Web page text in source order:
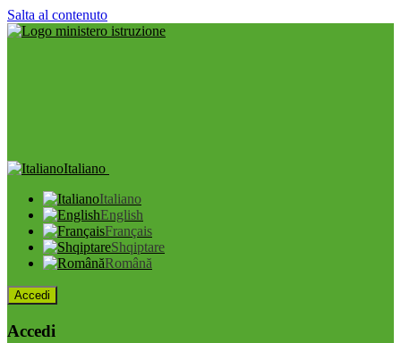
Salta al contenuto
Italiano
Italiano
English
Français
Shqiptare
Română
Accedi
Accedi